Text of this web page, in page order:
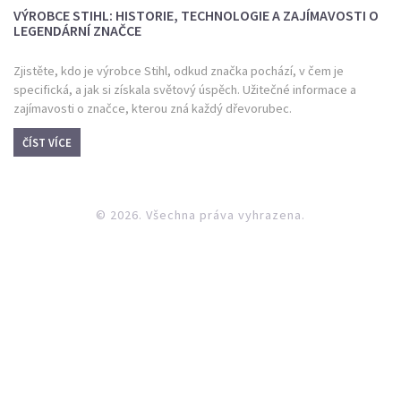
VÝROBCE STIHL: HISTORIE, TECHNOLOGIE A ZAJÍMAVOSTI O
LEGENDÁRNÍ ZNAČCE
Zjistěte, kdo je výrobce Stihl, odkud značka pochází, v čem je
specifická, a jak si získala světový úspěch. Užitečné informace a
zajímavosti o značce, kterou zná každý dřevorubec.
ČÍST VÍCE
© 2026. Všechna práva vyhrazena.